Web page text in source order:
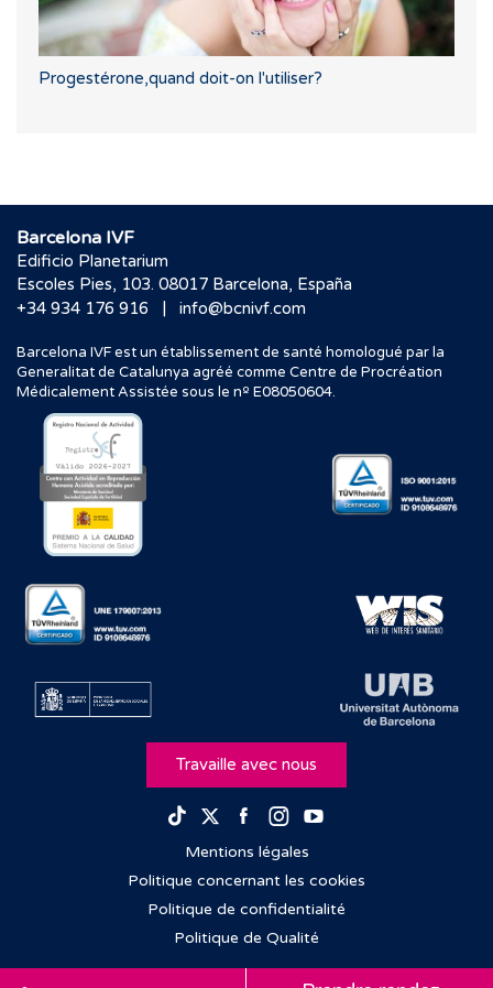
Progestérone,quand doit-on l'utiliser?
Barcelona IVF
Edificio Planetarium
Escoles Pies, 103. 08017 Barcelona, España
+34 934 176 916
| info@bcnivf.com
Barcelona IVF est un établissement de santé homologué par la
Generalitat de Catalunya agréé comme Centre de Procréation
Médicalement Assistée sous le nº E08050604.
Travaille avec nous
TikTokTwitterFacebook
Instagram
Mentions légales
Politique concernant les cookies
Politique de confidentialité
Politique de Qualité